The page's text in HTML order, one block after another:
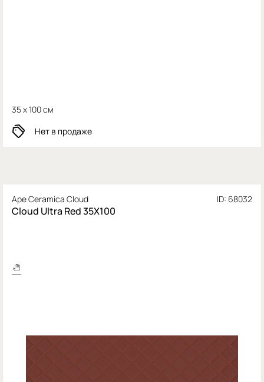
35 x 100 см
Нет в продаже
Ape Ceramica Cloud ID: 68032
Cloud Ultra Red 35X100